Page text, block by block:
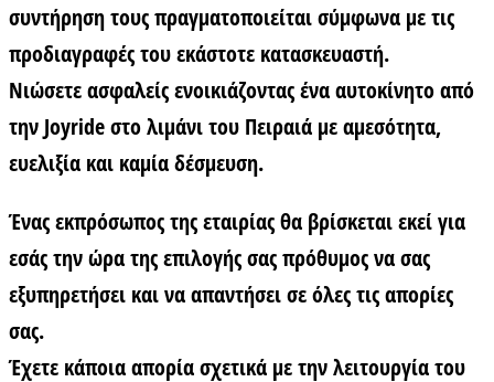
συντήρηση τους πραγματοποιείται σύμφωνα με τις
προδιαγραφές του εκάστοτε κατασκευαστή.
Νιώσετε ασφαλείς ενοικιάζοντας ένα αυτοκίνητο από
την Joyride στο λιμάνι του Πειραιά με αμεσότητα,
ευελιξία και καμία δέσμευση.
Ένας εκπρόσωπος της εταιρίας θα βρίσκεται εκεί για
εσάς την ώρα της επιλογής σας πρόθυμος να σας
εξυπηρετήσει και να απαντήσει σε όλες τις απορίες
σας.
Έχετε κάποια απορία σχετικά με την λειτουργία του